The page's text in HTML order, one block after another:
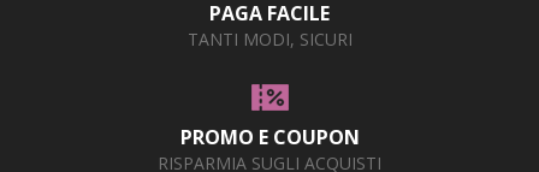
PAGA FACILE
TANTI MODI, SICURI
PROMO E COUPON
RISPARMIA SUGLI ACQUISTI